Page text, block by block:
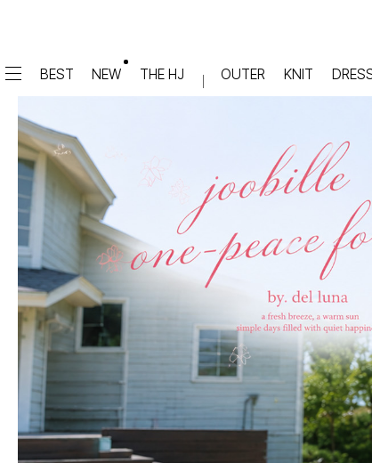
DRESS
원피스
점프수트
세트
TOP
티셔츠
맨투맨
슬리브리스
BLOUSE
★텐션업! 쫀쫀진
면/캐쥬얼
숏팬츠
#세미와이드
#와이드
#밴딩
SKIRT
미디/미니 스커트
롱 스커트
KNIT
니트/스웨터
가디건
BEST NEW THE HJ OUTER KNIT